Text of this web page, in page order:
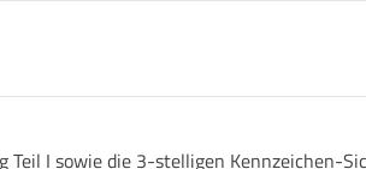
I sowie die 3-stelligen Kennzeichen-